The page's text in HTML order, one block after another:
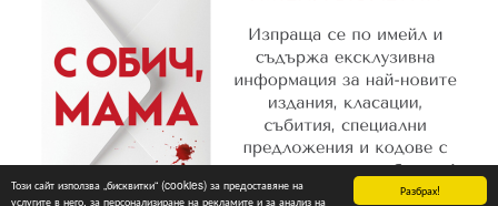
Разбрах!
Този сайт използва „бисквитки“ (cookies) за предоставяне на
услугите в него, за персонализиране на рекламите и за анализ на